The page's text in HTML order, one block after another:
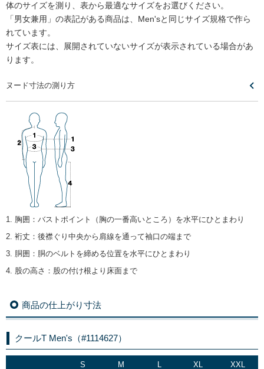
体のサイズを測り、表から最適なサイズをお選びください。
「男女兼用」の表記がある商品は、Men'sと同じサイズ規格で作ら
れています。
サイズ表には、展開されていないサイズが表示されている場合があ
ります。
ヌード寸法の測り方
1. 胸囲 ： バストポイント（胸の一番高いところ）を水平にひとまわり
2. 裄丈 ： 後襟ぐり中央から肩線を通って袖口の端まで
3. 胴囲 ： 胴のベルトを締める位置を水平にひとまわり
4. 股の高さ ： 股の付け根より床面まで
商品の仕上がり寸法
クールT Men's（#1114627）
S M L XL XXL